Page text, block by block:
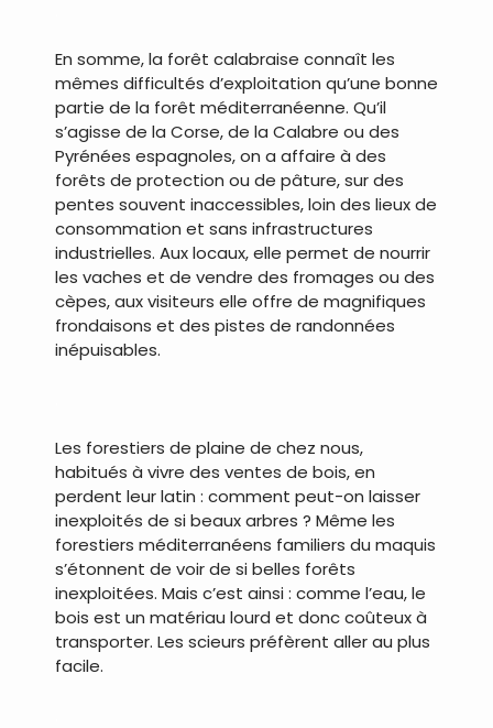
En somme, la forêt calabraise connaît les
mêmes difficultés d’exploitation qu’une bonne
partie de la forêt méditerranéenne. Qu’il
s’agisse de la Corse, de la Calabre ou des
Pyrénées espagnoles, on a affaire à des
forêts de protection ou de pâture, sur des
pentes souvent inaccessibles, loin des lieux de
consommation et sans infrastructures
industrielles. Aux locaux, elle permet de nourrir
les vaches et de vendre des fromages ou des
cèpes, aux visiteurs elle offre de magnifiques
frondaisons et des pistes de randonnées
inépuisables.
Les forestiers de plaine de chez nous,
habitués à vivre des ventes de bois, en
perdent leur latin : comment peut-on laisser
inexploités de si beaux arbres ? Même les
forestiers méditerranéens familiers du maquis
s’étonnent de voir de si belles forêts
inexploitées. Mais c’est ainsi : comme l’eau, le
bois est un matériau lourd et donc coûteux à
transporter. Les scieurs préfèrent aller au plus
facile.